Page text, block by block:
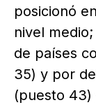
posicionó
nivel
de países
35) y por
(puesto 43)